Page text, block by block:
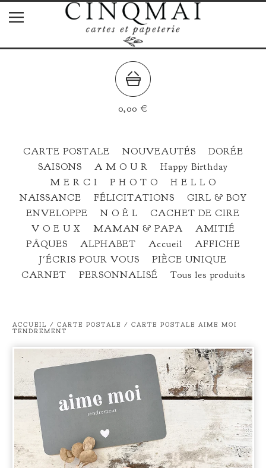
0,00 €
CARTE POSTALE NOUVEAUTÉS
DORÉE
SAISONS
A M O U R
Happy Birthday
M E R C I
P H O T O
H E L L O
NAISSANCE
FÉLICITATIONS
GIRL & BOY
ENVELOPPE
N O Ë L
CACHET DE CIRE
V O E U X
MAMAN & PAPA
AMITIÉ
PÂQUES
ALPHABET Accueil
AFFICHE
J'ÉCRIS POUR VOUS
PIÈCE UNIQUE
CARNET
PERSONNALISÉ Tous les produits
ACCUEIL / CARTE POSTALE / CARTE POSTALE AIME MOI
TENDREMENT